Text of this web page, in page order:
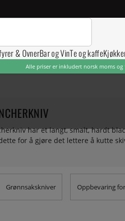
& OvnerBar og VinTe og kaffe
Alle priser er inkludert norsk moms og
har et langt, smalt, hardt
for å gjøre det lettere å kutte
Grønnsakskniver Oppbevaring